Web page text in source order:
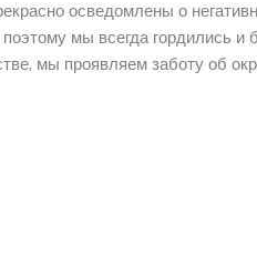
осведомлены о
мы всегда гордились и
мы проявляем заботу об